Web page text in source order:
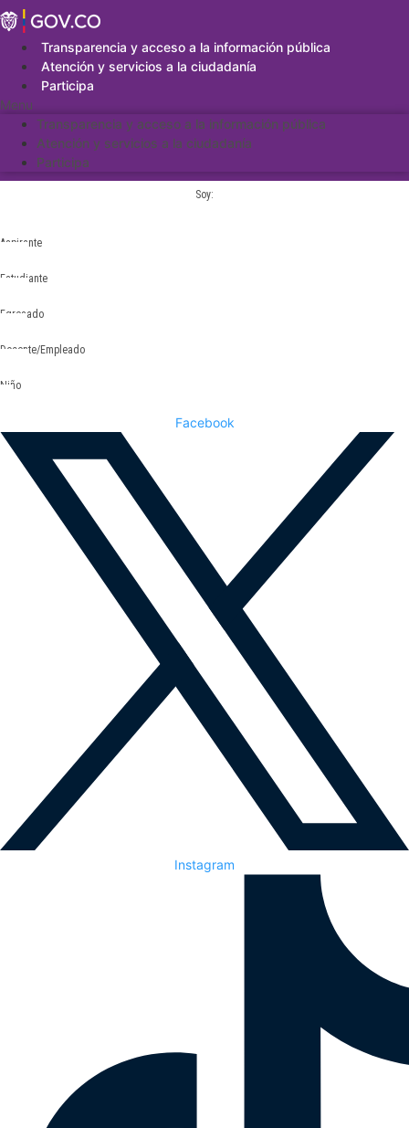
Saltar
al
contenidoTransparencia y acceso a la información pública
Atención y servicios a la ciudadanía
Participa
Menu
Transparencia y acceso a la información pública
Atención y servicios a la ciudadanía
Participa
Soy:
Aspirante
Estudiante
Egresado
Docente/Empleado
Niño
Facebook
Instagram